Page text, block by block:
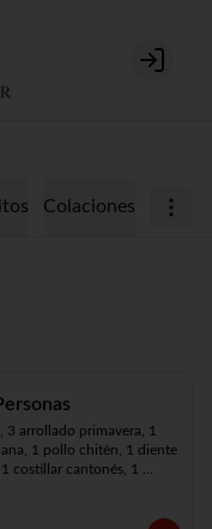
Login
Colaciones
3 arrollado primavera, 1
1 pollo chitén, 1 diente
costillar cantonés, 1